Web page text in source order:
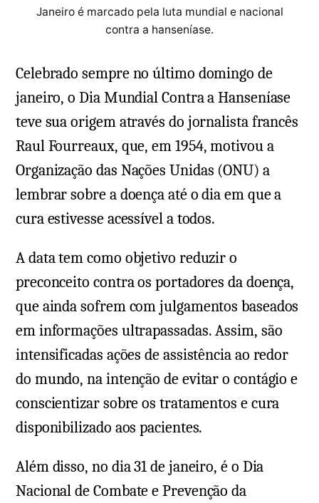
Janeiro é marcado pela luta mundial e nacional
contra a hanseníase.
Celebrado sempre no último domingo de
janeiro, o Dia Mundial Contra a Hanseníase
teve sua origem através do jornalista francês
Raul Fourreaux, que, em 1954, motivou a
Organização das Nações Unidas (ONU) a
lembrar sobre a doença até o dia em que a
cura estivesse acessível a todos.
A data tem como objetivo reduzir o
preconceito contra os portadores da doença,
que ainda sofrem com julgamentos baseados
em informações ultrapassadas. Assim, são
intensificadas ações de assistência ao redor
do mundo, na intenção de evitar o contágio e
conscientizar sobre os tratamentos e cura
disponibilizado aos pacientes.
Além disso, no dia 31 de janeiro, é o Dia
Nacional de Combate e Prevenção da